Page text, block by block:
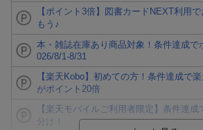
【ポイント3倍】図書カードNEXT利用
もう♪
本・雑誌在庫あり商品対象！条件達成で
026/8/1-8/31
【楽天Kobo】初めての方！条件達成で
がポイント20倍
【楽天モバイルご利用者限定】条件達
分け！